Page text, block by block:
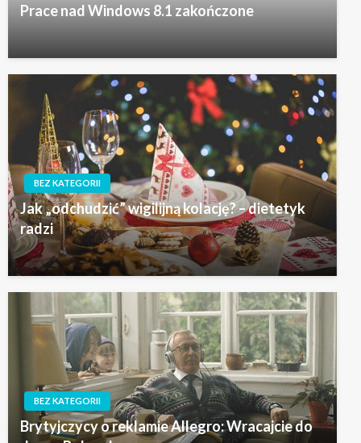
Prace nad Windows 8.1 zakończone
BEZ KATEGORII
Jak „odchudzić” wigilijną kolację? – dietetyk
radzi
BEZ KATEGORII
Brytyjczycy o reklamie Allegro: Wracajcie do